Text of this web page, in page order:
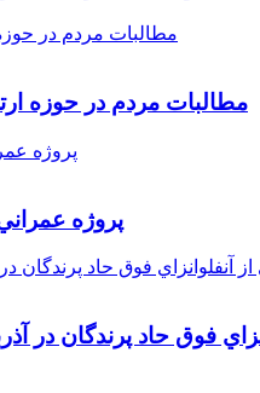
مطالبات مردم در حوزه
247 پروژه
فوق حاد پرندگان